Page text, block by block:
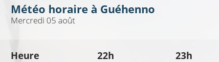
Météo horaire à Guéhenno
Mercredi 05 août
Heure 22h 23h